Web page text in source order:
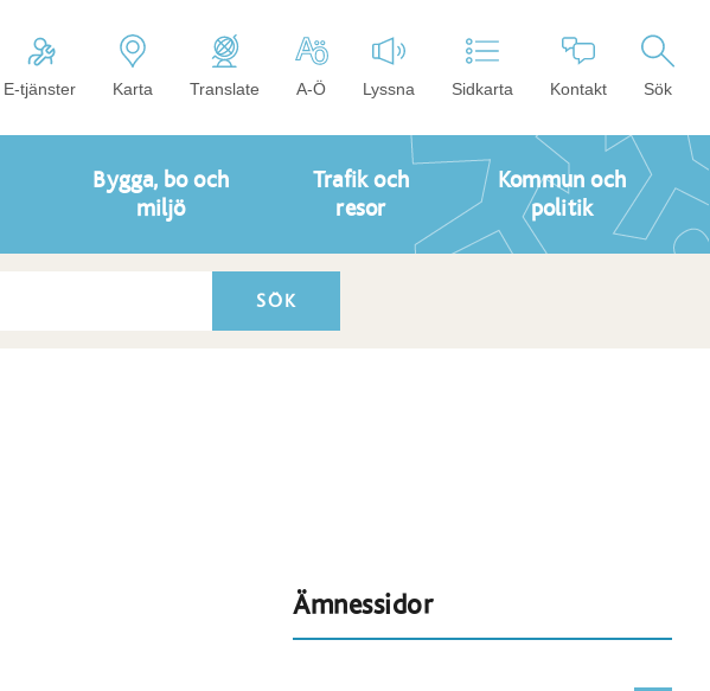
E-tjänster Karta Translate A-Ö Lyssna Sidkarta Kontakt Sök
Bygga, bo och
miljö
Trafik och
resor
Kommun och
politik
Ämnessidor